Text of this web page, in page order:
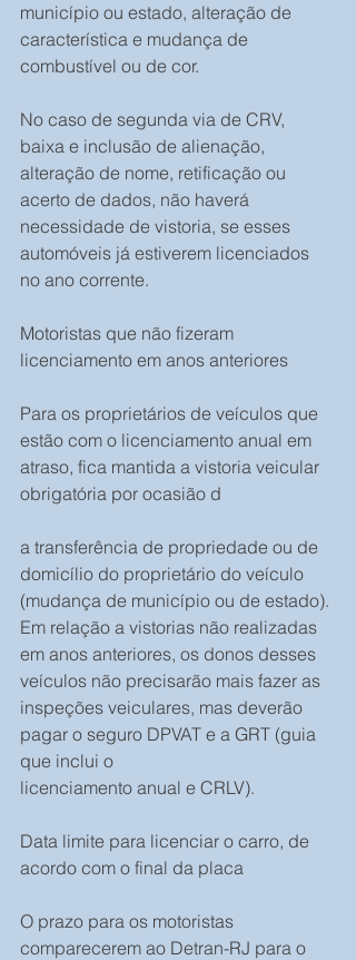
município ou estado, alteração de
característica e mudança de
combustível ou de cor.
No caso de segunda via de CRV,
baixa e inclusão de alienação,
alteração de nome, retificação ou
acerto de dados, não haverá
necessidade de vistoria, se esses
automóveis já estiverem licenciados
no ano corrente.
Motoristas que não fizeram
licenciamento em anos anteriores
Para os proprietários de veículos que
estão com o licenciamento anual em
atraso, fica mantida a vistoria veicular
obrigatória por ocasião d
a transferência de propriedade ou de
domicílio do proprietário do veículo
(mudança de município ou de estado).
Em relação a vistorias não realizadas
em anos anteriores, os donos desses
veículos não precisarão mais fazer as
inspeções veiculares, mas deverão
pagar o seguro DPVAT e a GRT (guia
que inclui o
licenciamento anual e CRLV).
Data limite para licenciar o carro, de
acordo com o final da placa
O prazo para os motoristas
comparecerem ao Detran-RJ para o